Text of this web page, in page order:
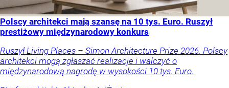
Polscy architekci mają szansę na 10 tys. Euro. Ruszył
prestiżowy międzynarodowy konkurs
Ruszył Living Places – Simon Architecture Prize 2026. Polscy
architekci mogą zgłaszać realizacje i walczyć o
międzynarodową nagrodę w wysokości 10 tys. Euro.